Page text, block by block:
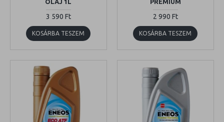
OLAJ 1L
3 590 Ft
KOSÁRBA TESZEM
PREMIUM
2 990 Ft
KOSÁRBA TESZEM